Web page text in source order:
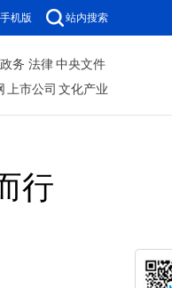
手机版 站内搜索
政务 法律 中央文件
上市公司 文化产业
行